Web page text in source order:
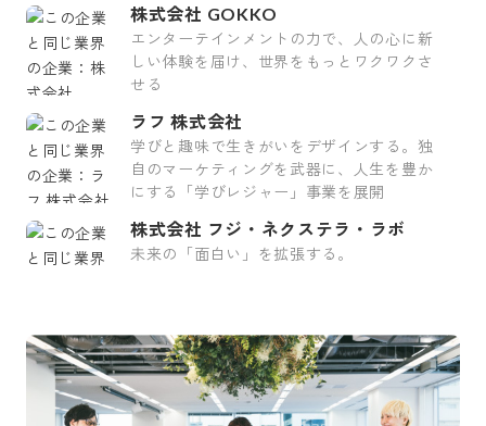
株式会社 GOKKO
エンターテインメントの力で、人の心に新
しい体験を届け、世界をもっとワクワクさ
せる
ラフ 株式会社
学びと趣味で生きがいをデザインする。独
自のマーケティングを武器に、人生を豊か
にする「学びレジャー」事業を展開
株式会社 フジ・ネクステラ・ラボ
未来の「面白い」を拡張する。